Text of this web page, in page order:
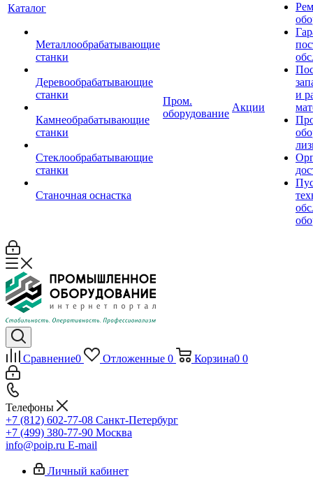
Каталог
Металлообрабатывающие
станки
Деревообрабатывающие
станки
Камнеобрабатывающие
станки
Стеклообрабатывающие
станки
Станочная оснастка
Пром.
оборудование
Акции
и
Сравнение0 Отложенные 0 Корзина0 0
Телефоны
+7 (812) 602-77-08 Санкт-Петербург
+7 (499) 380-77-90 Москва
info@poip.ru E-mail
Личный кабинет